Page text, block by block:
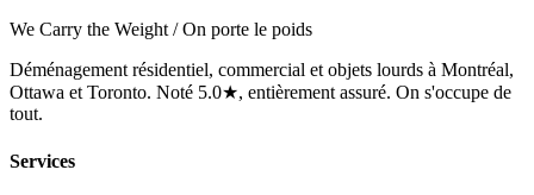
We Carry the Weight / On porte le poids
Déménagement résidentiel, commercial et objets lourds à Montréal,
Ottawa et Toronto. Noté 5.0★, entièrement assuré. On s'occupe de
tout.
Services